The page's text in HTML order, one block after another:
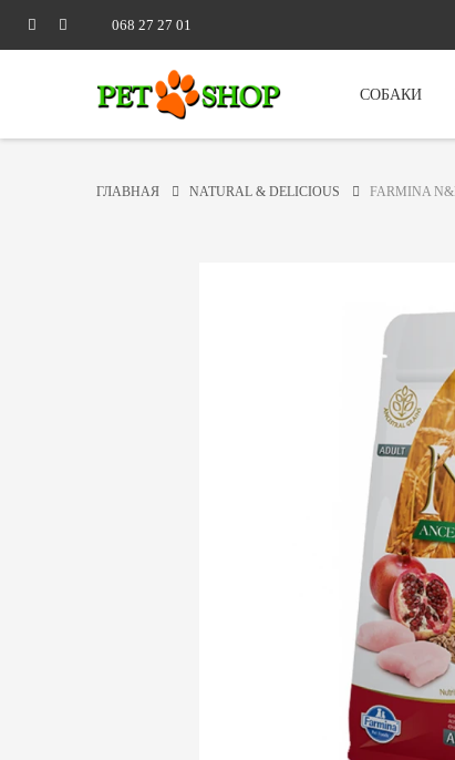
068 27 27 01
СОБАКИ
ГЛАВНАЯ NATURAL & DELICIOUS FARMINA